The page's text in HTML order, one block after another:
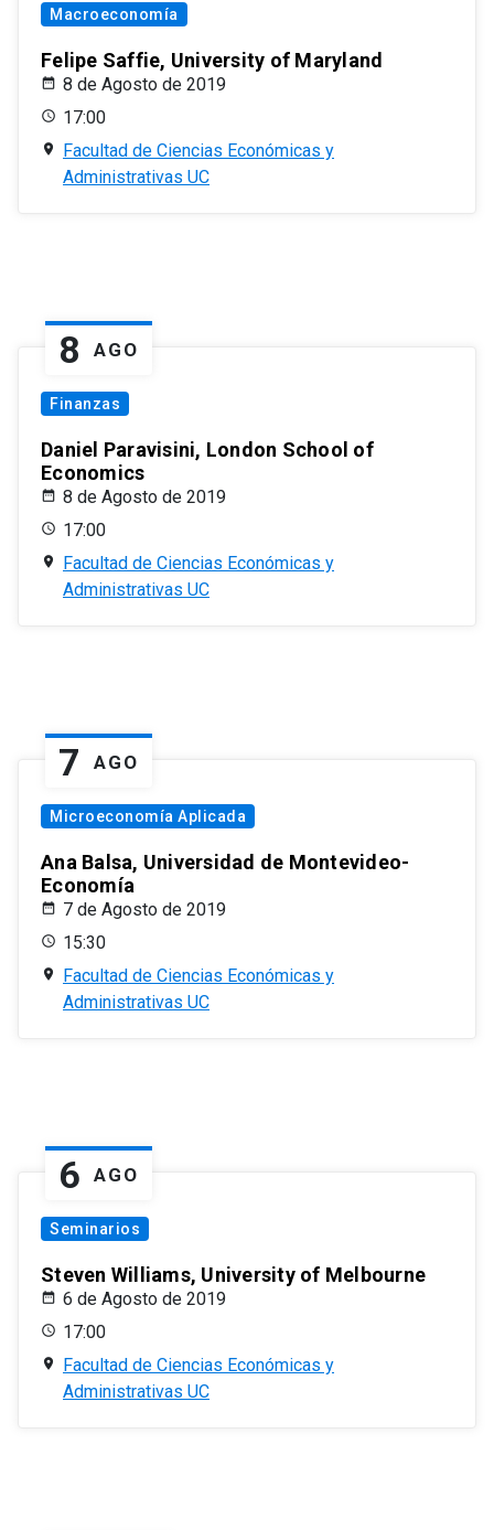
Macroeconomía
Felipe Saffie, University of Maryland
8 de Agosto de 2019
17:00
Facultad de Ciencias Económicas y
Administrativas UC
8 AGO
Finanzas
Daniel Paravisini, London School of
Economics
8 de Agosto de 2019
17:00
Facultad de Ciencias Económicas y
Administrativas UC
7 AGO
Microeconomía Aplicada
Ana Balsa, Universidad de Montevideo-
Economía
7 de Agosto de 2019
15:30
Facultad de Ciencias Económicas y
Administrativas UC
6 AGO
Seminarios
Steven Williams, University of Melbourne
6 de Agosto de 2019
17:00
Facultad de Ciencias Económicas y
Administrativas UC